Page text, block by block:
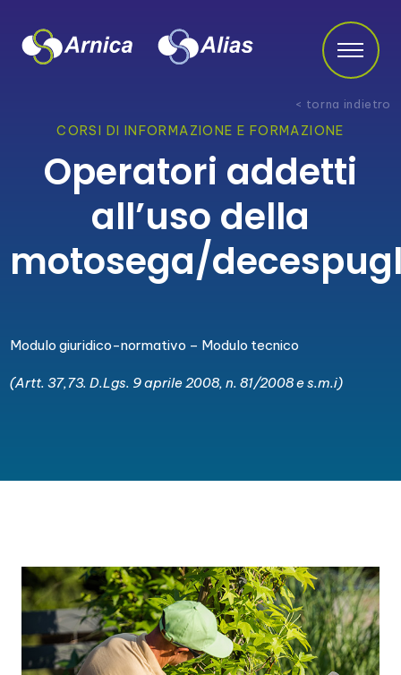
CORSI DI INFORMAZIONE E FORMAZIONE
Operatori addetti
all’uso della
motosega/
< torna indietro
Modulo giuridico-normativo – Modulo tecnico
(Artt. 37,73. D.Lgs. 9 aprile 2008, n. 81/2008 e s.m.i)